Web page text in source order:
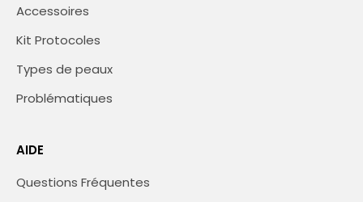
Accessoires
Kit Protocoles
Types de peaux
Problématiques
AIDE
Questions Fréquentes